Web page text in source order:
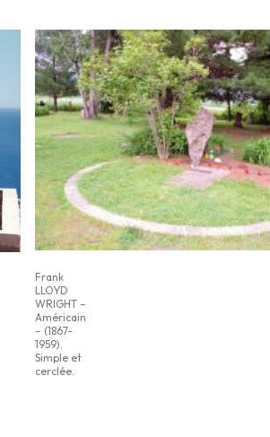
Frank
LLOYD
WRIGHT –
Américain
– (1867-
1959).
Simple et
cerclée.